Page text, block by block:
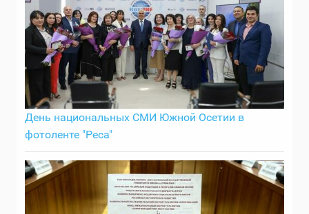
День национальных СМИ Южной Осетии в
фотоленте "Реса"